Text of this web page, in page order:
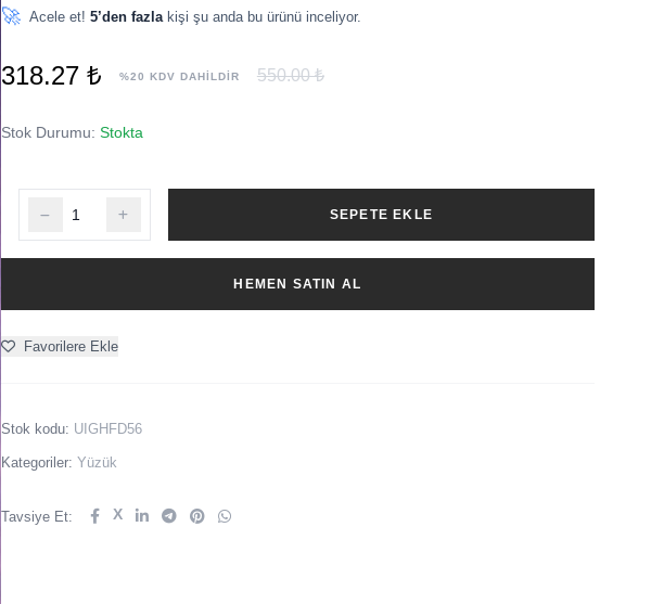
🚀 Acele et! 5’den fazlakişi şu anda bu ürünü inceliyor.
318.27 ₺ %20 KDV DAHİLDİR 550.00 ₺
Stok Durumu: Stokta
SEPETE EKLE
HEMEN SATIN AL
Favorilere Ekle
Stok kodu: UIGHFD56
Kategoriler: Yüzük
Tavsiye Et: X